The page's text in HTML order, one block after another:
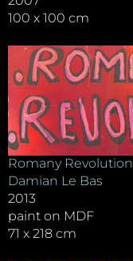
100 x 100 cm
Romany Revolution
Damian Le Bas
2013
paint on MDF
71 x 218 cm